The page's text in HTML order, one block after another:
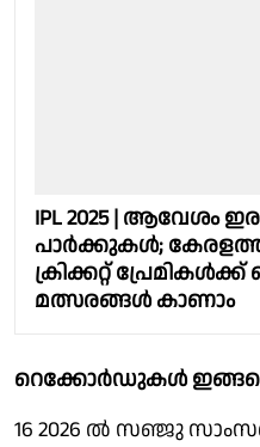
IPL 2025 | ആവേശം
പാർക്കുകള്‍;
ക്രിക്കറ്റ്‌
മത്സരങ്ങള്‍ കാണാം
റെക്കോര്‍ഡുകള്‍
16 2026 ല്‍ സഞ്ജു